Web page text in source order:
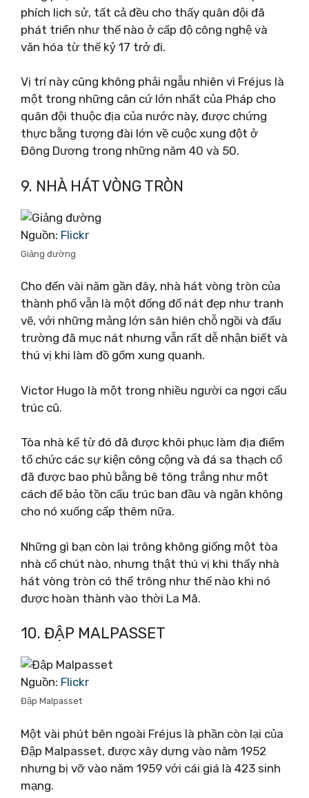
phích lịch sử, tất cả đều cho thấy quân đội đã
phát triển như thế nào ở cấp độ công nghệ và
văn hóa từ thế kỷ 17 trở đi.
Vị trí này cũng không phải ngẫu nhiên vì Fréjus là
một trong những căn cứ lớn nhất của Pháp cho
quân đội thuộc địa của nước này, được chứng
thực bằng tượng đài lớn về cuộc xung đột ở
Đông Dương trong những năm 40 và 50.
9. NHÀ HÁT VÒNG TRÒN
Nguồn: Flickr
Giảng đường
Cho đến vài năm gần đây, nhà hát vòng tròn của
thành phố vẫn là một đống đổ nát đẹp như tranh
vẽ, với những mảng lớn sân hiên chỗ ngồi và đấu
trường đã mục nát nhưng vẫn rất dễ nhận biết và
thú vị khi làm đồ gốm xung quanh.
Victor Hugo là một trong nhiều người ca ngợi cấu
trúc cũ.
Tòa nhà kể từ đó đã được khôi phục làm địa điểm
tổ chức các sự kiện công cộng và đá sa thạch cổ
đã được bao phủ bằng bê tông trắng như một
cách để bảo tồn cấu trúc ban đầu và ngăn không
cho nó xuống cấp thêm nữa.
Những gì bạn còn lại trông không giống một tòa
nhà cổ chút nào, nhưng thật thú vị khi thấy nhà
hát vòng tròn có thể trông như thế nào khi nó
được hoàn thành vào thời La Mã.
10. ĐẬP MALPASSET
Nguồn: Flickr
Đập Malpasset
Một vài phút bên ngoài Fréjus là phần còn lại của
Đập Malpasset, được xây dựng vào năm 1952
nhưng bị vỡ vào năm 1959 với cái giá là 423 sinh
mạng.